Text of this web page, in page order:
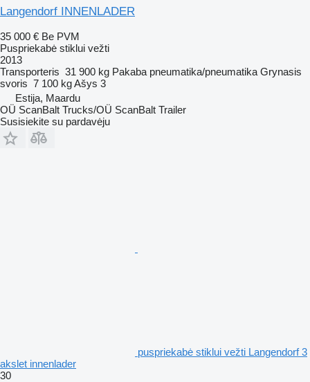
Langendorf INNENLADER
35 000 € Be PVM
Puspriekabė stiklui vežti
2013
Transporteris 31 900 kg Pakaba pneumatika/pneumatika Grynasis
svoris 7 100 kgAšys 3
Estija, Maardu
OÜ ScanBalt Trucks/OÜ ScanBalt Trailer
Susisiekite su pardavėju
puspriekabė stiklui vežti Langendorf 3
akslet innenlader
30